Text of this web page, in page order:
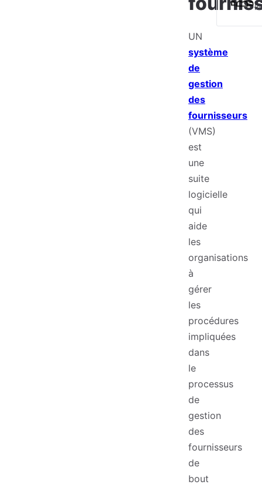
UN
système
de
gestion
des
fournisseurs
(VMS)
est
une
suite
logicielle
qui
aide
les
organisations
à
gérer
les
procédures
impliquées
dans
le
processus
de
gestion
des
fournisseurs
de
bout